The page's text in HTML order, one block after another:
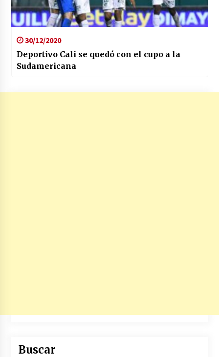
30/12/2020
Deportivo Cali se quedó con el cupo a la
Sudamericana
Buscar